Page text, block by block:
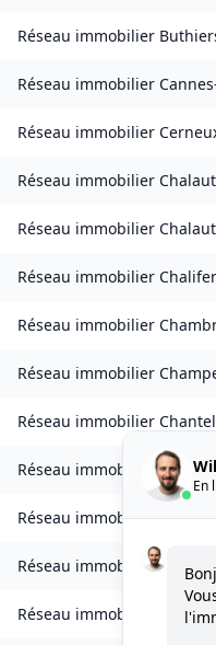
Réseau immobilier
Réseau immobilier
Réseau immobilier
Réseau immobilier
Réseau immobilier
Réseau immobilier
Réseau immobilier
Réseau immobilier
Réseau immobilier
Réseau immobilierLa
Réseau immobilierLes
Réseau immobilier
Réseau immobilier Charny
En